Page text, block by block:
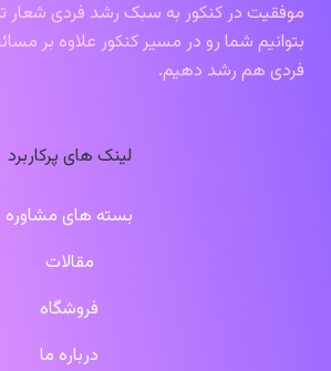
موفقیت در کنکور به سبک رشد فردی شعار
بتوانیم شما رو در مسیر کنکور علاوه بر
فردی هم رشد دهیم.
لینک های پرکاربرد
بسته های مشاوره
مقالات
فروشگاه
درباره ما